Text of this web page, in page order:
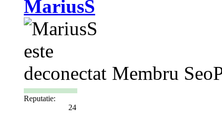
MariusS
Membru
Reputatie:
24